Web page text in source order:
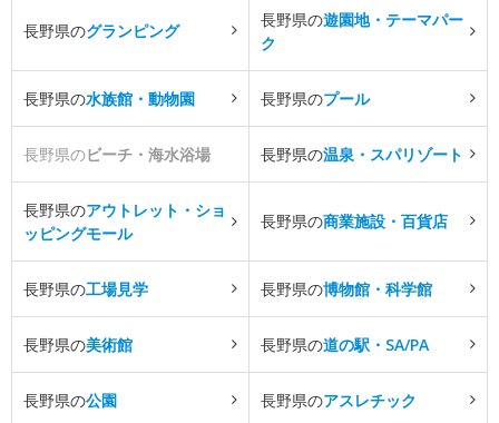
長野県のグランピング
長野県の遊園地・テーマパー
ク
長野県の水族館・動物園 長野県のプール
長野県のビーチ・海水浴場 長野県の温泉・スパリゾート
長野県のアウトレット・ショ
ッピングモール
長野県の商業施設・百貨店
長野県の工場見学 長野県の博物館・科学館
長野県の美術館 長野県の道の駅・SA/PA
長野県の公園 長野県のアスレチック